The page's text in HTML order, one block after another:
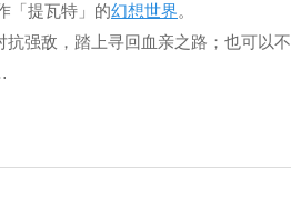
「提瓦特」的幻想世界。
强敌，踏上寻回血亲之路；也可以不